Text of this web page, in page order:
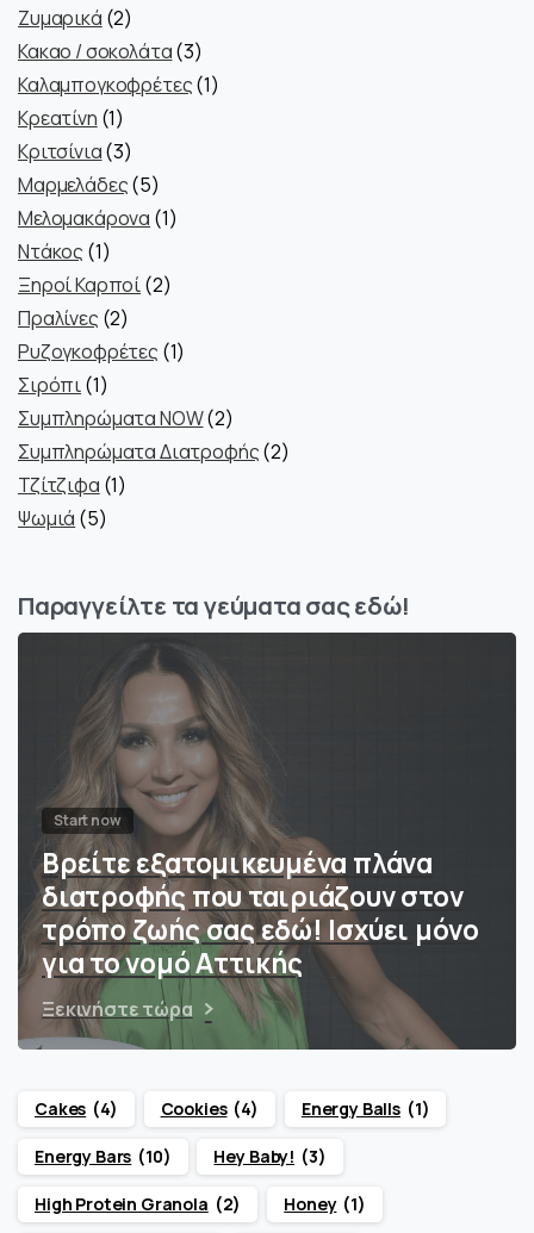
Ζυμαρικά 22
προϊόντα
Κακαο / σοκολάτα 33
προϊόντα
Καλαμπογκοφρέτες 11
Κρεατίνη 11
προϊόν
Κριτσίνια 33
προϊόντα
Μαρμελάδες 55
προϊόντα
Μελομακάρονα 11
Ντάκος 11
προϊόν
Ξηροί Καρποί 22
Πραλίνες 22
προϊόντα
Ρυζογκοφρέτες 11
Σιρόπι 11
προϊόν
Συμπληρώματα NOW 22
προϊόντα
Συμπληρώματα Διατροφής 22
Τζίτζιφα 11
Ψωμιά 55
Παραγγείλτε τα γεύματα σας εδώ!
Start now
Βρείτε εξατομικευμένα πλάνα
διατροφής που ταιριάζουν στον
τρόπο ζωής σας εδώ! Ισχύει μόνο
για το νομό Αττικής
Ξεκινήστε τώρα
Cakes (4) Cookies (4) Energy Balls (1)
Energy Bars (10) Hey Baby! (3)
High Protein Granola (2) Honey (1)